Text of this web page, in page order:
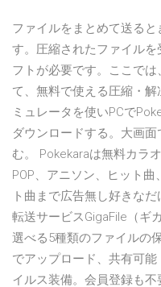
ファイルをまとめて送る
す。圧縮されたファイル
フトが必要です。ここで
て、無料で使える圧縮・
ミュレータを使いPCで
ダウンロードする。大画
む。 Pokekaraは無料カラ
POP、アニソン、ヒット
ト曲まで広告無し好きな
転送サービスGigaFile（ギ
選べる5種類のファイルの
でアップロード、共有可
イルス装備。会員登録も